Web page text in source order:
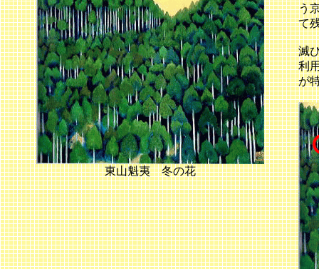
東山魁夷 冬の花
う
て
滅
利
が